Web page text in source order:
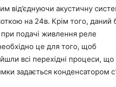
від’єднуючи акустичну
на 24в. Крім того, даний
подачі живлення реле
це для того, щоб
всі перехідні процеси, що
задається конденсатором